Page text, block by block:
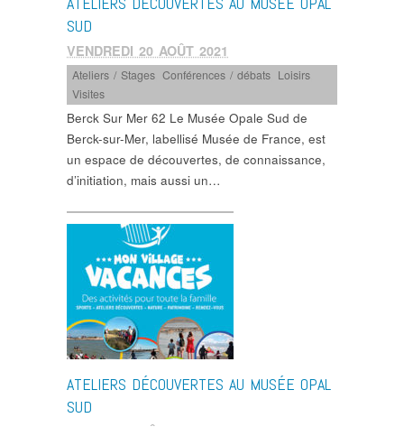
SUD
VENDREDI 20 AOÛT 2021
Ateliers / Stages ,Conférences / débats Loisirs
Visites
Berck Sur Mer 62 Le Musée Opale Sud de
Berck-sur-Mer, labellisé Musée de France, est
un espace de découvertes, de connaissance,
d’initiation, mais aussi un…
ATELIERS DÉCOUVERTES AU MUSÉE OPAL
SUD